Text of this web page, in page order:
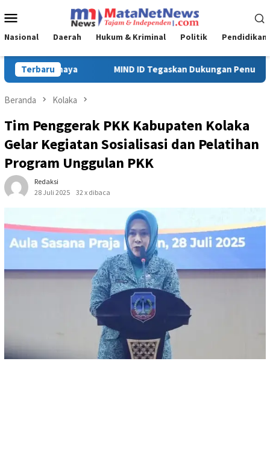
ke
Mobile
Nasional Daerah Hukum & Kriminal Politik Pendidikan
TerbaruPenuh Bagi PT Vale di Pomalaa, Perkuat Kepastian
Beranda Kolaka
Tim Penggerak PKK Kabupaten Kolaka
Gelar Kegiatan Sosialisasi dan Pelatihan
Program Unggulan PKK
Redaksi
28 Juli 2025
32 x dibaca